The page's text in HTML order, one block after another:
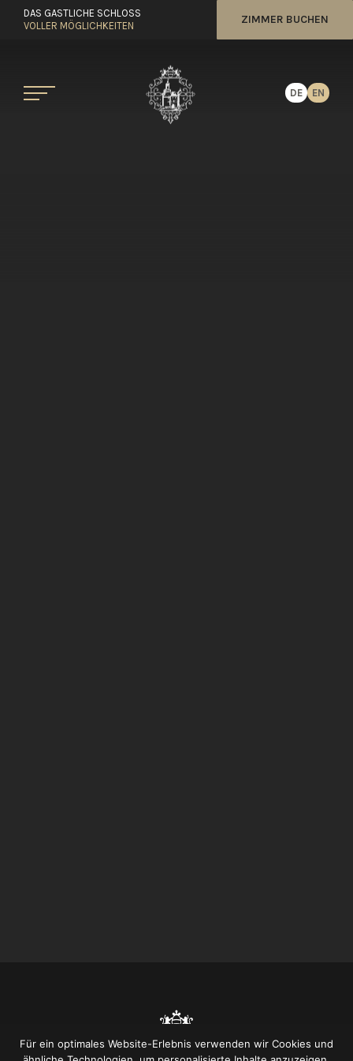
DAS GASTLICHE SCHLOSS
VOLLER MÖGLICHKEITEN
ZIMMER BUCHEN
DE EN
Für ein optimales Website-Erlebnis verwenden wir Cookies und